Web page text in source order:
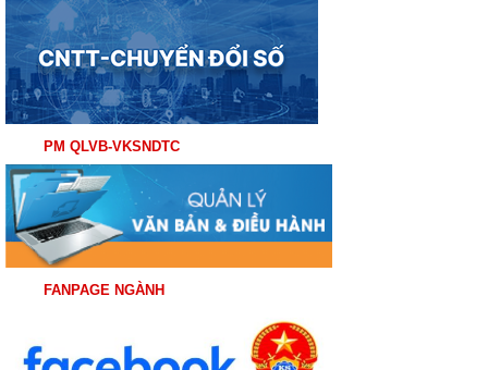
PM QLVB-VKSNDTC
FANPAGE NGÀNH